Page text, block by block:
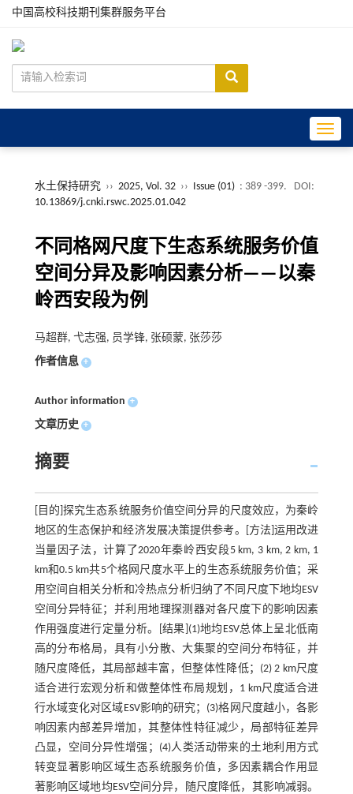
中国高校科技期刊集群服务平台
水土保持研究 ›› 2025, Vol. 32 ›› Issue (01) : 389 -399.
DOI:
10.13869/j.cnki.rswc.2025.01.042
不同格网尺度下生态系统服务价值
空间分异及影响因素分析——以秦
岭西安段为例
马超群, 弋志强, 员学锋, 张硕蒙, 张莎莎
作者信息 +
Author information +
文章历史 +
摘要
[目的]探究生态系统服务价值空间分异的尺度效应，为秦岭
地区的生态保护和经济发展决策提供参考。[方法]运用改进
当量因子法，计算了2020年秦岭西安段5 km, 3 km, 2 km, 1
km和0.5 km共5个格网尺度水平上的生态系统服务价值；采
用空间自相关分析和冷热点分析归纳了不同尺度下地均ESV
空间分异特征；并利用地理探测器对各尺度下的影响因素
作用强度进行定量分析。[结果](1)地均ESV总体上呈北低南
高的分布格局，具有小分散、大集聚的空间分布特征，并
随尺度降低，其局部越丰富，但整体性降低；(2) 2 km尺度
适合进行宏观分析和做整体性布局规划，1 km尺度适合进
行水域变化对区域ESV影响的研究；(3)格网尺度越小，各影
响因素内部差异增加，其整体性特征减少，局部特征差异
凸显，空间分异性增强；(4)人类活动带来的土地利用方式
转变显著影响区域生态系统服务价值，多因素耦合作用显
著影响区域地均ESV空间分异，随尺度降低，其影响减弱。